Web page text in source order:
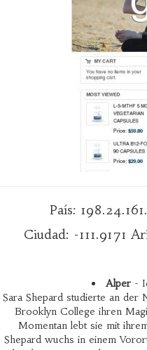
País:
Ciudad: -111.9171
Alper -
Sara Shepard studierte an der
Brooklyn College ihren
Momentan lebt sie mit
Shepard wuchs in einem